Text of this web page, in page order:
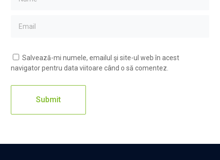
Salvează-mi numele, emailul și site-ul web în acest
navigator pentru data viitoare când o să comentez.